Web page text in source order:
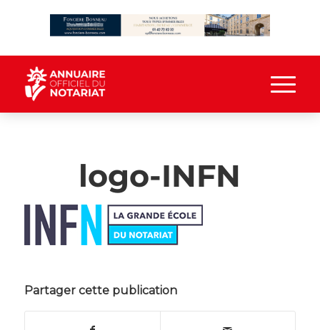
logo-INFN
Partager cette publication